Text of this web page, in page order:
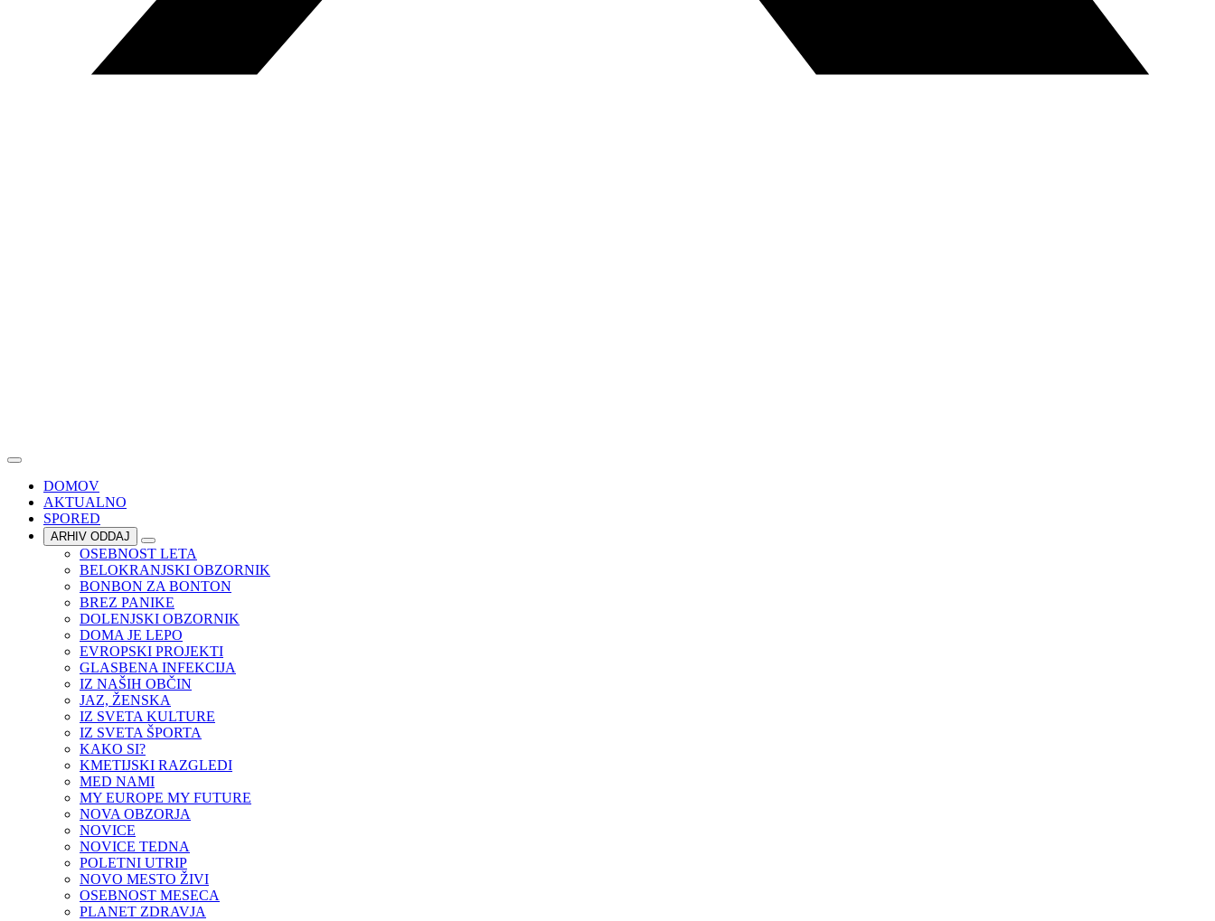
DOMOV
AKTUALNO
SPORED
ARHIV ODDAJ
OSEBNOST LETA
BELOKRANJSKI OBZORNIK
BONBON ZA BONTON
BREZ PANIKE
DOLENJSKI OBZORNIK
DOMA JE LEPO
EVROPSKI PROJEKTI
GLASBENA INFEKCIJA
IZ NAŠIH OBČIN
JAZ, ŽENSKA
IZ SVETA KULTURE
IZ SVETA ŠPORTA
KAKO SI?
KMETIJSKI RAZGLEDI
MED NAMI
MY EUROPE MY FUTURE
NOVA OBZORJA
NOVICE
NOVICE TEDNA
POLETNI UTRIP
NOVO MESTO ŽIVI
OSEBNOST MESECA
PLANET ZDRAVJA